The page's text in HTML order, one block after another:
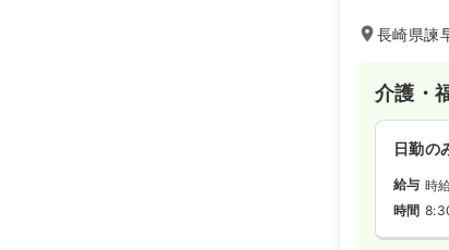
長崎県諫
介護・
日勤の
給与 時
時間